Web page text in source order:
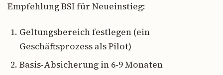
Empfehlung BSI für Neueinstieg:
Geltungsbereich festlegen (ein
Geschäftsprozess als Pilot)
Basis-Absicherung in 6-9 Monaten